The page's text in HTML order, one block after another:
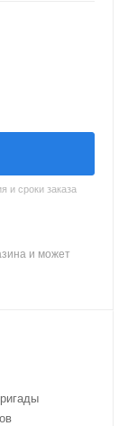
и сроки заказа
и может